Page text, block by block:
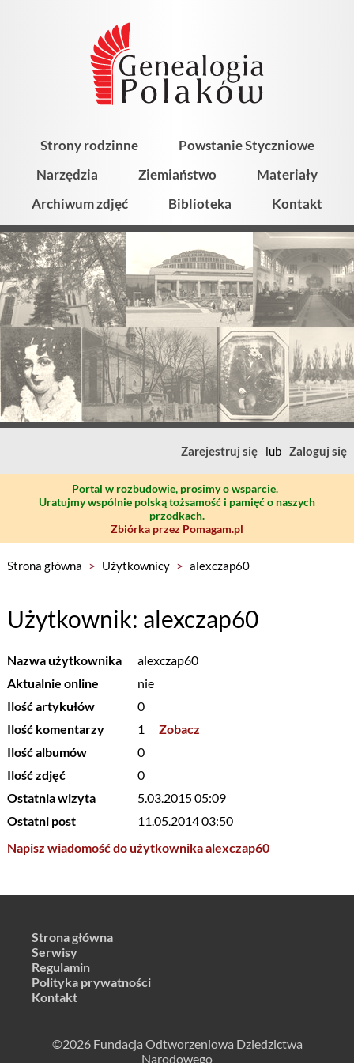
Strony rodzinne
Powstanie Styczniowe
Narzędzia
Ziemiaństwo
Materiały
Archiwum zdjęć
Biblioteka Kontakt
Zarejestruj się lub Zaloguj się
Portal w rozbudowie, prosimy o wsparcie.
Uratujmy wspólnie polską tożsamość i pamięć o naszych
przodkach.
Zbiórka przez Pomagam.pl
Strona główna > Użytkownicy > alexczap60
Użytkownik: alexczap60
Nazwa użytkownika
alexczap60
Aktualnie online
nie
Ilość artykułów
0
Ilość komentarzy
1
Zobacz
Ilość albumów
0
Ilość zdjęć
0
Ostatnia wizyta
5.03.2015 05:09
Ostatni post
11.05.2014 03:50
Napisz wiadomość do użytkownika alexczap60
Strona główna
Serwisy
Regulamin
Polityka prywatności
Kontakt
©2026 Fundacja Odtworzeniowa Dziedzictwa
Narodowego